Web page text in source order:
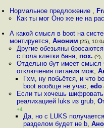
Нормальное предложение ,
Как ты мог Оно же не на
А какой смысл в boot на
монтируется,Аноним (25),
Другие обезьяны
с пола клетки бана, пох. (?),
Отдельно бут имеет смысл
отключения питания мож,
Гхм, ну побьётся, и что
boot вообще не учас, edo
Если ты хочешь шифровать
реалихацией luks из grub,
+4
Да, но с LUKS
разделом будет не b,